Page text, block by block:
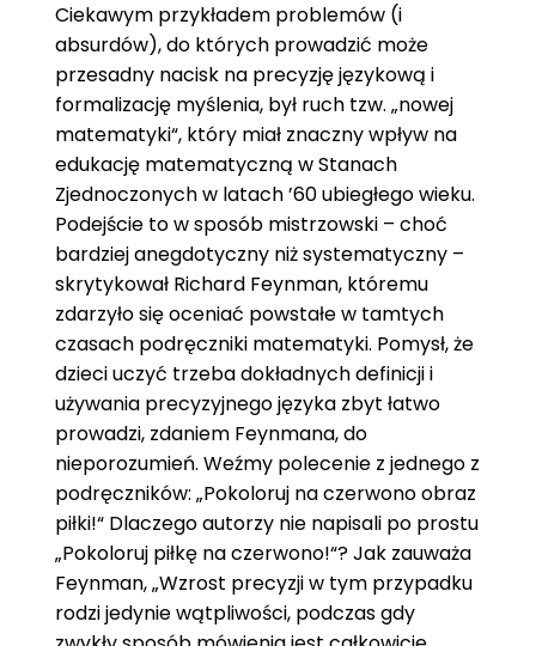
Ciekawym przykładem problemów (i
absurdów), do których prowadzić może
przesadny nacisk na precyzję językową i
formalizację myślenia, był ruch tzw. „nowej
matematyki“, który miał znaczny wpływ na
edukację matematyczną w Stanach
Zjednoczonych w latach ’60 ubiegłego wieku.
Podejście to w sposób mistrzowski – choć
bardziej anegdotyczny niż systematyczny –
skrytykował Richard Feynman, któremu
zdarzyło się oceniać powstałe w tamtych
czasach podręczniki matematyki. Pomysł, że
dzieci uczyć trzeba dokładnych definicji i
używania precyzyjnego języka zbyt łatwo
prowadzi, zdaniem Feynmana, do
nieporozumień. Weźmy polecenie z jednego z
podręczników: „Pokoloruj na czerwono obraz
piłki!“ Dlaczego autorzy nie napisali po prostu
„Pokoloruj piłkę na czerwono!“? Jak zauważa
Feynman, „Wzrost precyzji w tym przypadku
rodzi jedynie wątpliwości, podczas gdy